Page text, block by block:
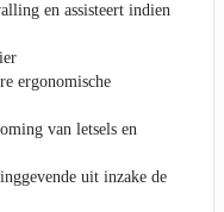
en assisteert indien
ergonomische
van letsels en
uit inzake de